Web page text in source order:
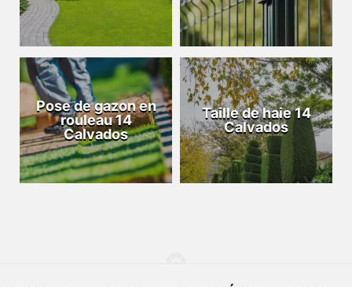
Pose de gazon en
rouleau 14
Calvados
Taille de haie 14
Calvados